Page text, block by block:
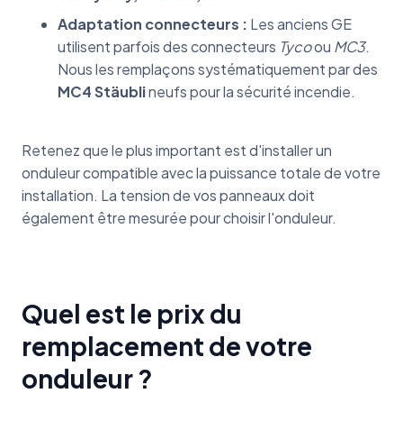
Adaptation connecteurs : Les anciens GE
utilisent parfois des connecteurs Tycoou MC3.
Nous les remplaçons systématiquement par des
MC4 Stäublineufs pour la sécurité incendie.
Retenez que le plus important est d'installer un
onduleur compatible avec la puissance totale de votre
installation. La tension de vos panneaux doit
également être mesurée pour choisir l'onduleur.
Quel est le prix du
remplacement de votre
onduleur ?